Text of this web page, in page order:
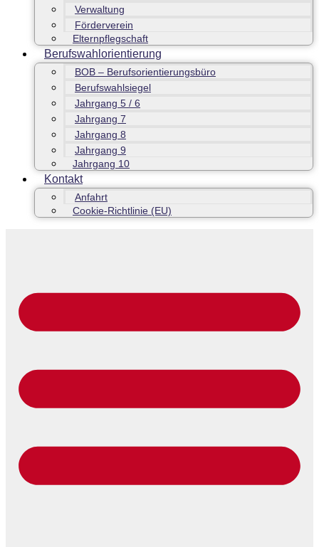
Verwaltung
Förderverein
Elternpflegschaft
Berufswahlorientierung
BOB – Berufsorientierungsbüro
Berufswahlsiegel
Jahrgang 5 / 6
Jahrgang 7
Jahrgang 8
Jahrgang 9
Jahrgang 10
Kontakt
Anfahrt
Cookie-Richtlinie (EU)